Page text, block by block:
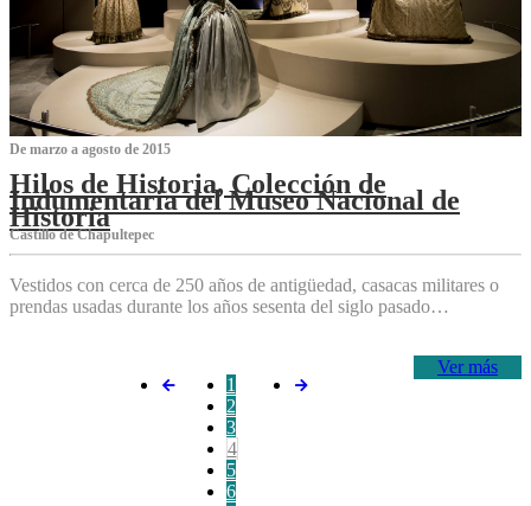
De marzo a agosto de 2015
Hilos de Historia, Colección de
Indumentaria del Museo Nacional de
Historia
Castillo de Chapultepec
Vestidos con cerca de 250 años de antigüedad, casacas militares o
prendas usadas durante los años sesenta del siglo pasado…
Ver más
1
2
3
4
5
6